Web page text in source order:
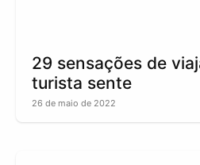
29 sensações de
turista sente
26 de maio de 2022